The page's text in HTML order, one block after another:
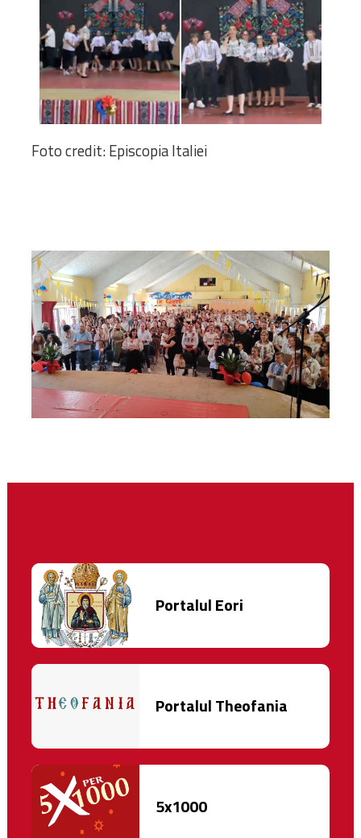
Foto credit: Episcopia Italiei
Portalul Eori
Portalul Theofania
5x1000